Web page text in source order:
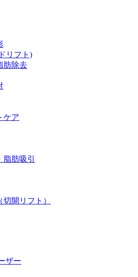
リフト)
肪除去
ケア
肪吸引
開リフト）
ザー